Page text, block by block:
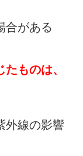
合がある
ものは、
外線の影響